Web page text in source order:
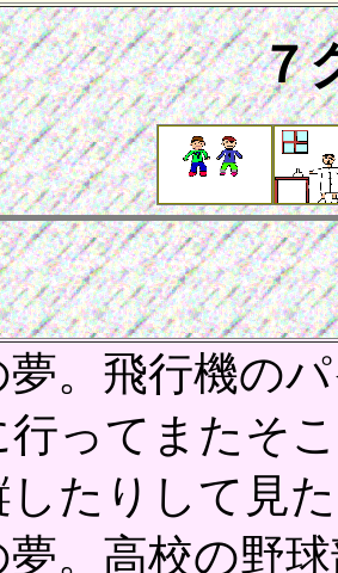
７
夢。飛行機の
行ってまたそ
したりして見
。高校の野